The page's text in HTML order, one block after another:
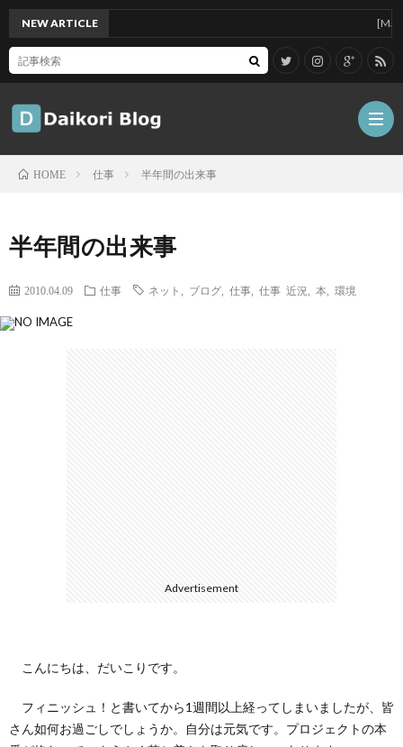
に
NEW ARTICLE [Mac]Mac
HOME 仕事 半年間の出来事
半年間の出来事
2010.04.09 仕事 ネット ブログ 仕事 仕事 近況 本 環境
Advertisement
こんにちは、だいこりです。
フィニッシュ！と書いてから1週間以上経ってしまいましたが、皆
さん如何お過ごしでしょうか。自分は元気です。プロジェクトの本